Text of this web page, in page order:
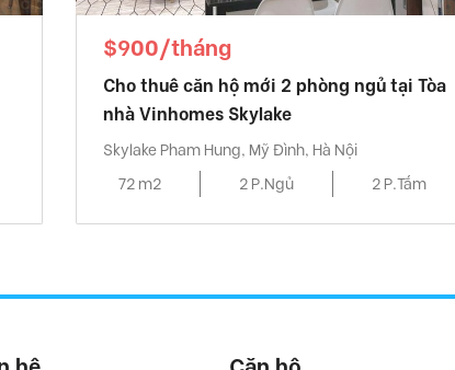
$900/tháng
Cho thuê căn hộ mới 2 phòng ngủ tại Tòa
nhà Vinhomes Skylake
Skylake Pham Hung, Mỹ Đình, Hà Nội
72 m2
2 P.Ngủ 2 P.Tắm